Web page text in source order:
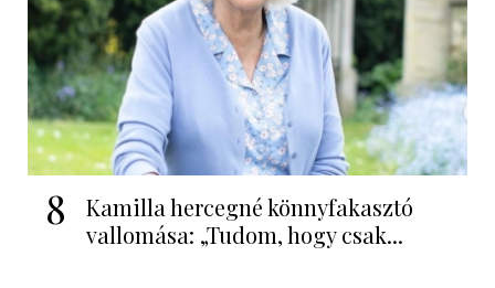
8
Kamilla hercegné könnyfakasztó
vallomása: „Tudom, hogy csak...